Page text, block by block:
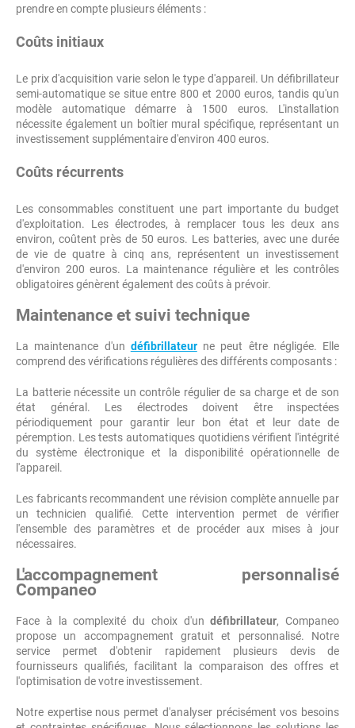
prendre en compte plusieurs éléments :
Coûts initiaux
Le prix d'acquisition varie selon le type d'appareil. Un défibrillateur
semi-automatique se situe entre 800 et 2000 euros, tandis qu'un
modèle automatique démarre à 1500 euros. L'installation
nécessite également un boîtier mural spécifique, représentant un
investissement supplémentaire d'environ 400 euros.
Coûts récurrents
Les consommables constituent une part importante du budget
d'exploitation. Les électrodes, à remplacer tous les deux ans
environ, coûtent près de 50 euros. Les batteries, avec une durée
de vie de quatre à cinq ans, représentent un investissement
d'environ 200 euros. La maintenance régulière et les contrôles
obligatoires génèrent également des coûts à prévoir.
Maintenance et suivi technique
La maintenance d'un défibrillateurne peut être négligée. Elle
comprend des vérifications régulières des différents composants :
La batterie nécessite un contrôle régulier de sa charge et de son
état général. Les électrodes doivent être inspectées
périodiquement pour garantir leur bon état et leur date de
péremption. Les tests automatiques quotidiens vérifient l'intégrité
du système électronique et la disponibilité opérationnelle de
l'appareil.
Les fabricants recommandent une révision complète annuelle par
un technicien qualifié. Cette intervention permet de vérifier
l'ensemble des paramètres et de procéder aux mises à jour
nécessaires.
L'accompagnement personnalisé
Companeo
Face à la complexité du choix d'undéfibrillateur, Companeo
propose un accompagnement gratuit et personnalisé. Notre
service permet d'obtenir rapidement plusieurs devis de
fournisseurs qualifiés, facilitant la comparaison des offres et
l'optimisation de votre investissement.
Notre expertise nous permet d'analyser précisément vos besoins